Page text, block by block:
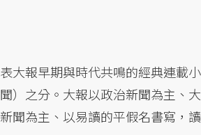
大報早期與時代共鳴的經典連載小
）之分。大報以政治新聞為主、大
聞為主、以易讀的平假名書寫，讀